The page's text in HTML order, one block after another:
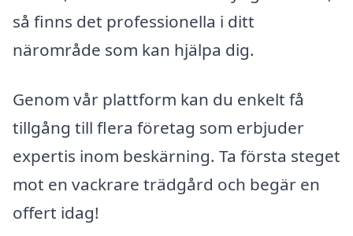
så finns det professionella i ditt
närområde som kan hjälpa dig.
Genom vår plattform kan du enkelt få
tillgång till flera företag som erbjuder
expertis inom beskärning. Ta första steget
mot en vackrare trädgård och begär en
offert idag!